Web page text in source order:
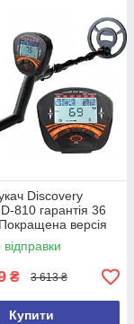
Discovery
810 гарантія 36
версія
₴ 3 613 ₴
Купити